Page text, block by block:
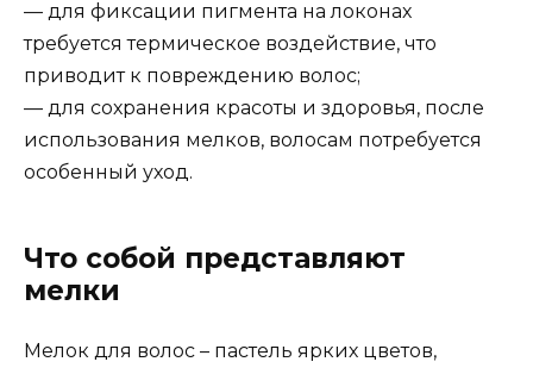
— для фиксации пигмента на локонах
требуется термическое воздействие, что
приводит к повреждению волос;
— для сохранения красоты и здоровья, после
использования мелков, волосам потребуется
особенный уход.
Что собой представляют
мелки
Мелок для волос – пастель ярких цветов,